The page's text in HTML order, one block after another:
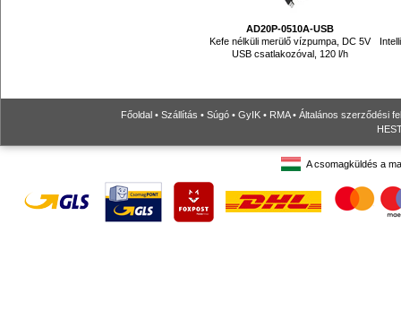
AD20P-0510A-USB
Kefe nélküli merülő vízpumpa, DC 5V
USB csatlakozóval, 120 l/h
Főoldal • Szállítás • Súgó • GyIK • RMA• Általános szerződési
A csomagküldés a